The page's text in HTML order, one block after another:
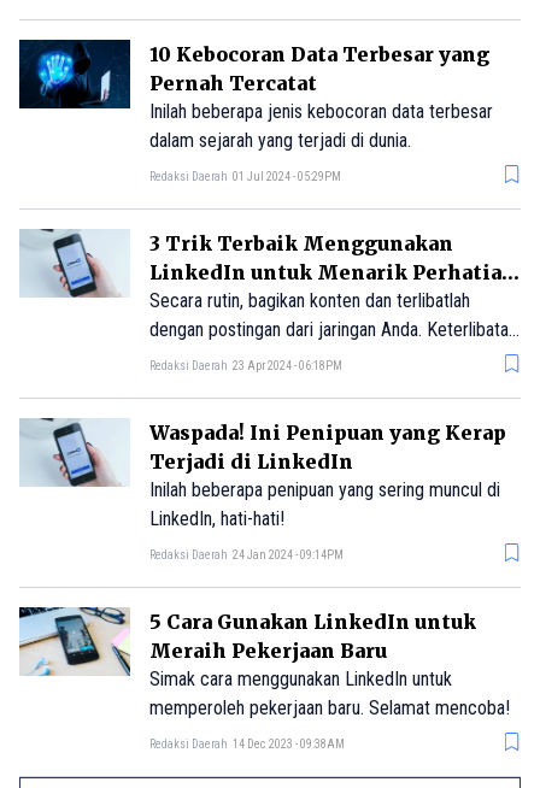
10 Kebocoran Data Terbesar yang
Pernah Tercatat
Inilah beberapa jenis kebocoran data terbesar
dalam sejarah yang terjadi di dunia.
Redaksi Daerah 01 Jul 2024 - 05:29PM
3 Trik Terbaik Menggunakan
LinkedIn untuk Menarik Perhatian
Pemberi Kerja
Secara rutin, bagikan konten dan terlibatlah
dengan postingan dari jaringan Anda. Keterlibatan
ini meningkatkan peluang Anda untuk ditemukan
Redaksi Daerah 23 Apr 2024 - 06:18PM
Waspada! Ini Penipuan yang Kerap
Terjadi di LinkedIn
Inilah beberapa penipuan yang sering muncul di
LinkedIn, hati-hati!
Redaksi Daerah 24 Jan 2024 - 09:14PM
5 Cara Gunakan LinkedIn untuk
Meraih Pekerjaan Baru
Simak cara menggunakan LinkedIn untuk
memperoleh pekerjaan baru. Selamat mencoba!
Redaksi Daerah 14 Dec 2023 - 09:38AM